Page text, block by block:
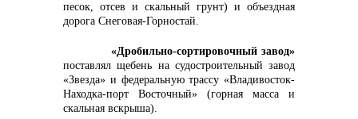
песок, отсев и скальный грунт) и объездная
дорога Снеговая-Горностай.
«Дробильно-сортировочный завод»
поставлял щебень на судостроительный завод
«Звезда» и федеральную трассу «Владивосток-
Находка-порт Восточный» (горная масса и
скальная вскрыша).